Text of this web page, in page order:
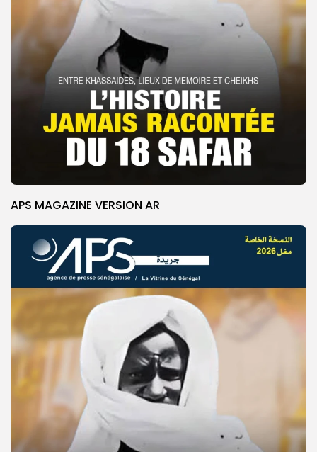
© Copyright 2025, APS
APS MAGAZINE VERSION AR